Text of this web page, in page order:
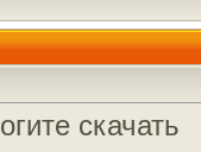
скачать